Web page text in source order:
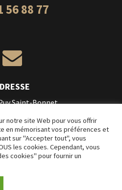
56 88 77

Saint-Bonnet
Cholet
Créative
légales
de Vente
notre site Web pour vous offrir
en mémorisant vos préférences et
sur "Accepter tout", vous
les cookies. Cependant, vous
cookies" pour fournir un